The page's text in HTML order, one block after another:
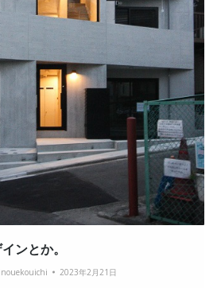
ンとか。
inouekouichi 2023年2月21日